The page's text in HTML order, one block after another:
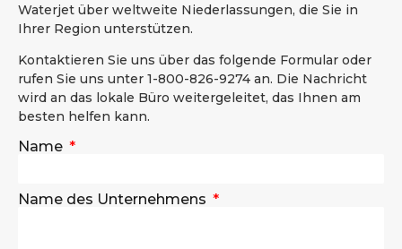
Waterjet über weltweite Niederlassungen, die Sie in
Ihrer Region unterstützen.
Kontaktieren Sie uns über das folgende Formular oder
rufen Sie uns unter 1-800-826-9274 an. Die Nachricht
wird an das lokale Büro weitergeleitet, das Ihnen am
besten helfen kann.
Name
Name des Unternehmens